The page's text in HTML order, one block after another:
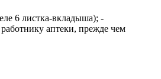
6 листка-вкладыша); -
аптеки, прежде чем